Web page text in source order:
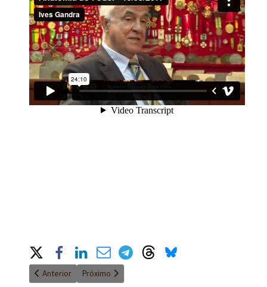
Share on Social Media
Artigo anterior: Anatomia do Poder - 12/03/2017
Anterior Próximo artigo: Anatomia do Poder - 26/03/2017
Próximo